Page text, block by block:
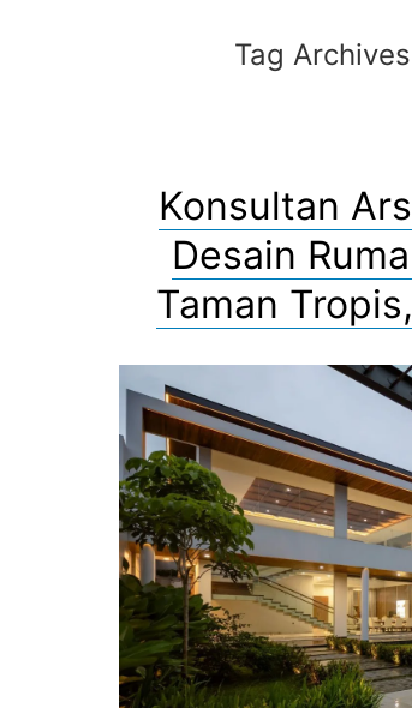
Tag
Konsultan
Desain
Taman